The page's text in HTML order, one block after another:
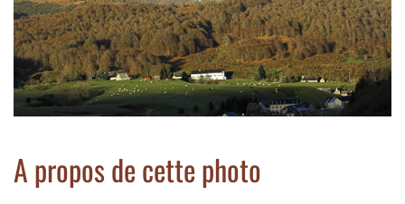
A propos de cette photo